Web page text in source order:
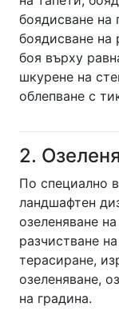
боядисване на
боядисване на
боя върху
шкурене на
облепване с
2.
По специално
ландшафтен
озеленяване
разчистване
терасиране,
озеленяване,
на градина.